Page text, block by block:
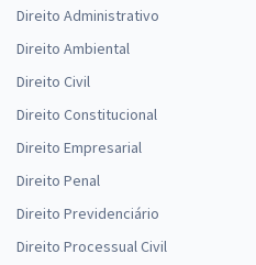
Direito Administrativo
Direito Ambiental
Direito Civil
Direito Constitucional
Direito Empresarial
Direito Penal
Direito Previdenciário
Direito Processual Civil